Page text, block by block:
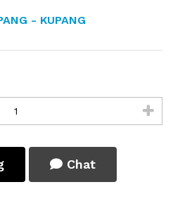
- KUPANG
Chat